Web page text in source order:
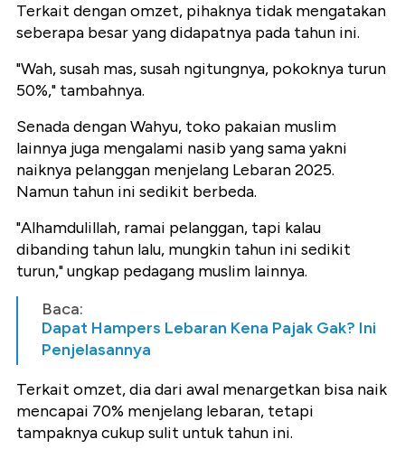
Terkait dengan omzet, pihaknya tidak mengatakan
seberapa besar yang didapatnya pada tahun ini.
"Wah, susah mas, susah ngitungnya, pokoknya turun
50%," tambahnya.
Senada dengan Wahyu, toko pakaian muslim
lainnya juga mengalami nasib yang sama yakni
naiknya pelanggan menjelang Lebaran 2025.
Namun tahun ini sedikit berbeda.
"Alhamdulillah, ramai pelanggan, tapi kalau
dibanding tahun lalu, mungkin tahun ini sedikit
turun," ungkap pedagang muslim lainnya.
Baca:
Dapat Hampers Lebaran Kena Pajak Gak? Ini
Penjelasannya
Terkait omzet, dia dari awal menargetkan bisa naik
mencapai 70% menjelang lebaran, tetapi
tampaknya cukup sulit untuk tahun ini.